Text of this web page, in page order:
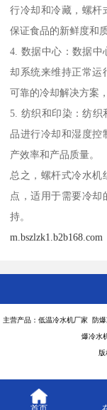
行冷却和冷藏，螺杆
保证食品的新鲜度和
4. 数据中心：数据
却系统来维持正常运
可靠的冷却解决方案
5. 纺织和印染：纺
品进行冷却和湿度控
产效率和产品质量。
总之，螺杆式冷水机
点，适用于需要冷却
持。
m.bszlzk1.b2b168.com
主营产品：低温冷水机厂家 防
爆冷水
版